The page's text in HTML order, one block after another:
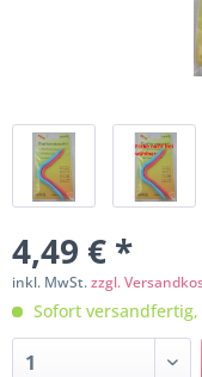
4,49 € *
inkl. MwSt.zzgl.
Sofort